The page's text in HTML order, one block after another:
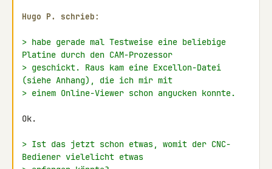
Hugo P. schrieb:
> habe gerade mal Testweise eine beliebige
Platine durch den CAM-Prozessor
> geschickt. Raus kam eine Excellon-Datei
(siehe Anhang), die ich mir mit
> einem Online-Viewer schon angucken konnte.
Ok.
> Ist das jetzt schon etwas, womit der CNC-
Bediener vielelicht etwas